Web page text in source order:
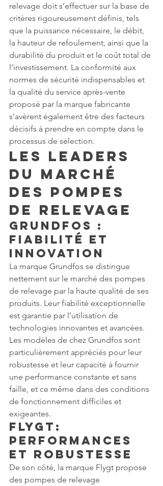
relevage doit s’effectuer sur la base de
critères rigoureusement définis, tels
que la puissance nécessaire, le débit,
la hauteur de refoulement, ainsi que la
durabilité du produit et le coût total de
l’investissement. La conformité aux
normes de sécurité indispensables et
la qualité du service après-vente
proposé par la marque fabricante
s’avèrent également être des facteurs
décisifs à prendre en compte dans le
processus de sélection.
Les Leaders
du Marché
des Pompes
de Relevage
Grundfos :
Fiabilité et
Innovation
La marque Grundfos se distingue
nettement sur le marché des pompes
de relevage par la haute qualité de ses
produits. Leur fiabilité exceptionnelle
est garantie par l’utilisation de
technologies innovantes et avancées.
Les modèles de chez Grundfos sont
particulièrement appréciés pour leur
robustesse et leur capacité à fournir
une performance constante et sans
faille, et ce même dans des conditions
de fonctionnement difficiles et
exigeantes.
Flygt:
Performances
et Robustesse
De son côté, la marque Flygt propose
des pompes de relevage